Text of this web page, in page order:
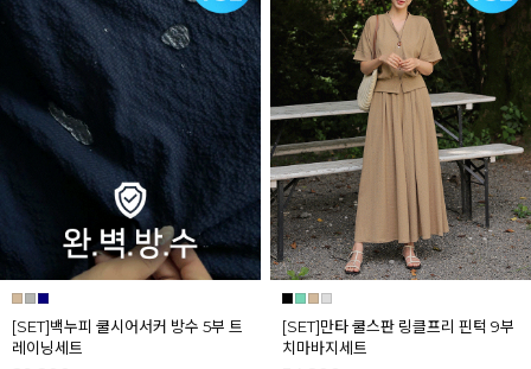
[SET]백누피 쿨시어서커 방수 5부 트
레이닝세트
[SET]만타 쿨스판 링클프리 핀턱 9부
치마바지세트